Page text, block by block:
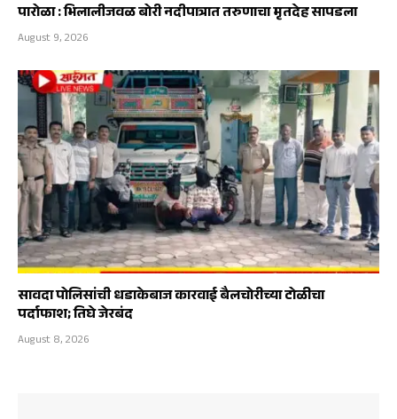
पारोळा : भिलालीजवळ बोरी नदीपात्रात तरुणाचा मृतदेह सापडला
August 9, 2026
सावदा पोलिसांची धडाकेबाज कारवाई बैलचोरीच्या टोळीचा
पर्दाफाश; तिघे जेरबंद
August 8, 2026